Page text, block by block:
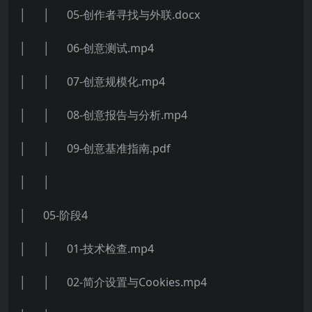
│ │ 05-创作者寻找与外联.docx
│ │ 06-创意测试.mp4
│ │ 07-创意规模化.mp4
│ │ 08-创意报告与分析.mp4
│ │ 09-创意基准指南.pdf
│ 05-阶段4
│ │ 01-技术检查.mp4
│ │ 02-简介设置与Cookies.mp4